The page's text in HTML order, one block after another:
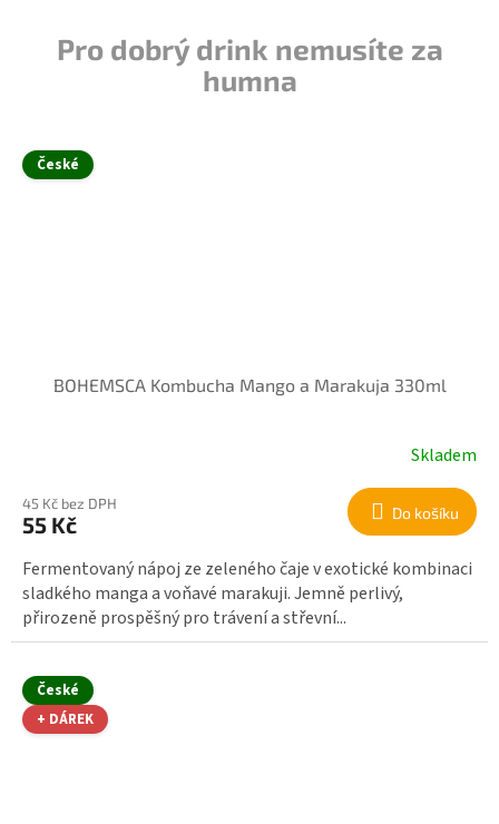
Pro dobrý drink nemusíte za
humna
České
BOHEMSCA Kombucha Mango a Marakuja 330ml
Skladem
45 Kč bez DPH
55 Kč Do košíku
Fermentovaný nápoj ze zeleného čaje v exotické kombinaci
sladkého manga a voňavé marakuji. Jemně perlivý,
přirozeně prospěšný pro trávení a střevní...
České
+ DÁREK